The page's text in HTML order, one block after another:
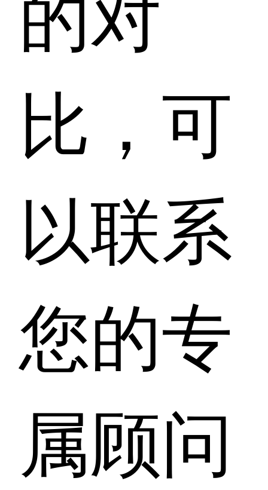
比，可
以联系
您的专
属顾问